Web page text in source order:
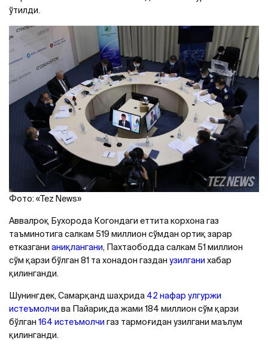
ўтилди.
Фото: «Tez News»
Аввалроқ Бухорода Когондаги еттита корхона газ
таъминотига салкам 519 миллион сўмдан ортиқ зарар
етказгани аниқлангани, Пахтаободда салкам 51 миллион
сўм қарзи бўлган 81 та хонадон газдан узилгани хабар
қилинганди.
Шунингдек, Самарқанд шаҳрида 42 нафар улгуржи
истеъмолчи ва Пайариқда жами 184 миллион сўм қарзи
бўлган 164 истеъмолчи газ тармоғидан узилгани маълум
қилинганди.